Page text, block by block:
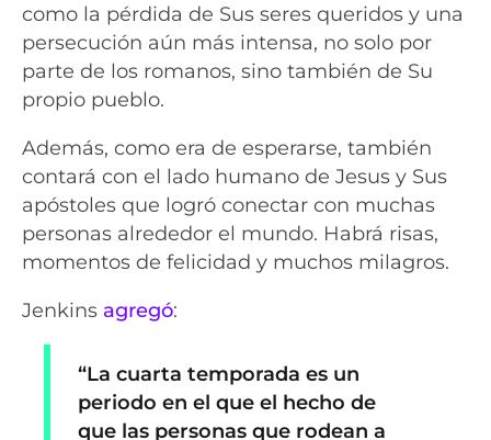
como la pérdida de Sus seres queridos y una
persecución aún más intensa, no solo por
parte de los romanos, sino también de Su
propio pueblo.
Además, como era de esperarse, también
contará con el lado humano de Jesus y Sus
apóstoles que logró conectar con muchas
personas alrededor el mundo. Habrá risas,
momentos de felicidad y muchos milagros.
Jenkins agregó:
“La cuarta temporada es un
periodo en el que el hecho de
que las personas que rodean a